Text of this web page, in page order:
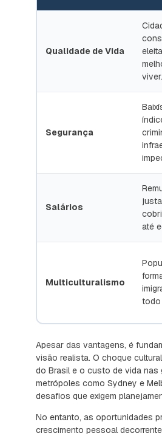
Qualidade de Vida
viver.
Segurança
Salários
até
Multiculturalismo
todo
Apesar das vantagens, é
visão realista. O choque
do Brasil e o custo de vida nas
metrópoles como Sydney e
desafios que exigem
No entanto, as oportunidades
crescimento pessoal